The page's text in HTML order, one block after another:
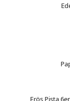
Erös Pista